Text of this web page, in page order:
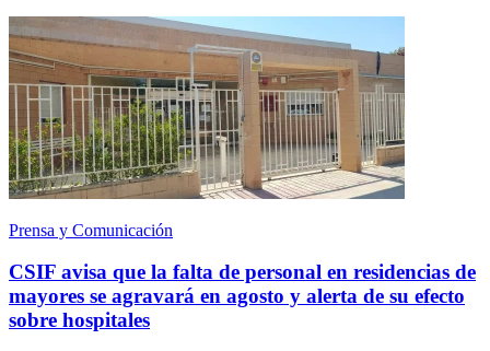
Prensa y Comunicación
CSIF avisa que la falta de personal en residencias de
mayores se agravará en agosto y alerta de su efecto
sobre hospitales